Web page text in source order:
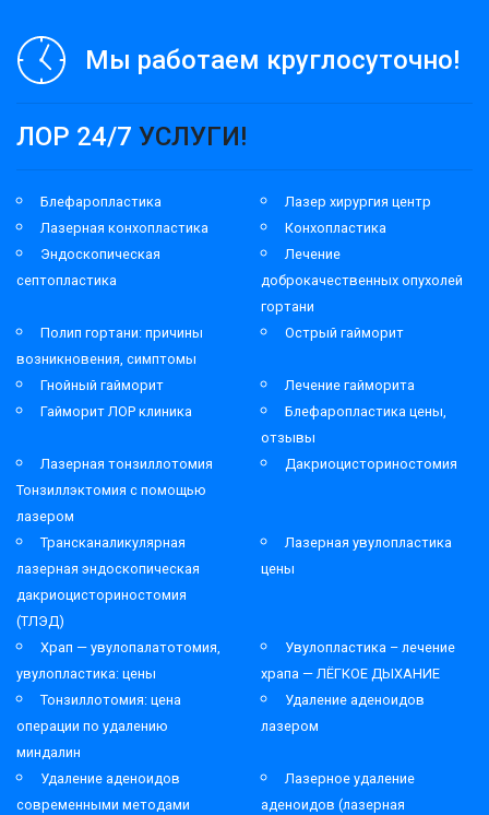
Мы работаем круглосуточно!
ЛОР 24/7 УСЛУГИ!
Блефаропластика
Лазер хирургия центр
Лазерная конхопластика
Конхопластика
Эндоскопическая
септопластика
Лечение
доброкачественных опухолей
гортани
Полип гортани: причины
возникновения, симптомы
Острый гайморит
Гнойный гайморит
Лечение гайморита
Гайморит ЛОР клиника
Блефаропластика цены,
отзывы
Лазерная тонзиллотомия
Тонзиллэктомия с помощью
лазером
Дакриоцисториностомия
Трансканаликулярная
лазерная эндоскопическая
дакриоцисториностомия
(ТЛЭД)
Лазерная увулопластика
цены
Храп — увулопалатотомия,
увулопластика: цены
Увулопластика – лечение
храпа — ЛЁГКОЕ ДЫХАНИЕ
Тонзиллотомия: цена
операции по удалению
миндалин
Удаление аденоидов
лазером
Удаление аденоидов
современными методами
Лазерное удаление
аденоидов (лазерная